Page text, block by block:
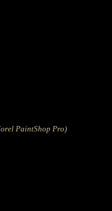
PaintShop Pro)